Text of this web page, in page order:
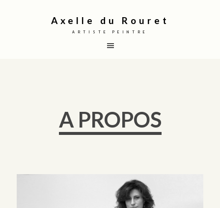
Axelle du Rouret
ARTISTE PEINTRE
A PROPOS